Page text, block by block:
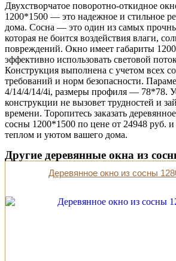
Двухстворчатое поворотно-откидное
1200*1500 — это надежное и стильное
дома. Сосна — это один из самых
которая не боится воздействия влаги,
повреждений. Окно имеет габариты
эффективно использовать световой
Конструкция выполнена с учетом всех
требований и норм безопасности.
4/14/4/14/4i, размеры профиля — 78*78.
конструкции не вызовет трудностей и
времени. Торопитесь заказать
сосны 1200*1500 по цене от 24948 руб. и
теплом и уютом вашего дома.
Другие деревянные окна из
Деревянное окно из сосны